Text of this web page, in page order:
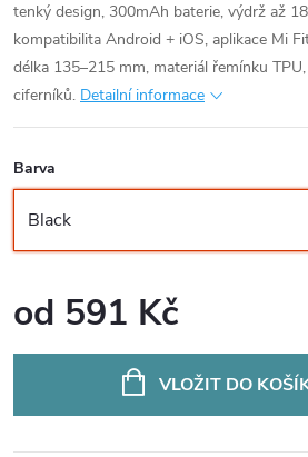
tenký design, 300mAh baterie, výdrž až
kompatibilita Android + iOS, aplikace Mi
délka 135–215 mm, materiál řemínku
ciferníků. Detailní informace
Barva
od 591 Kč
VLOŽIT DO